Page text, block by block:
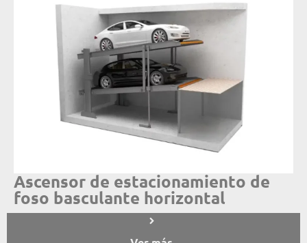
Ascensor de estacionamiento de
foso basculante horizontal